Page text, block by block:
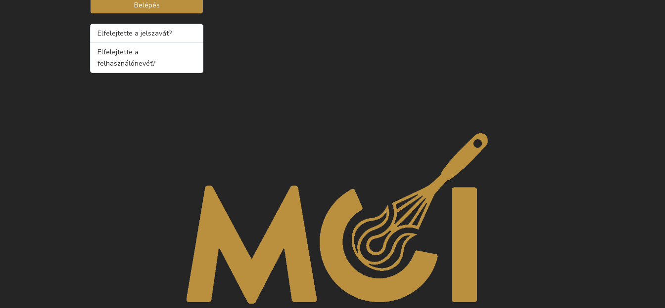
Belépés
Elfelejtette a jelszavát?
Elfelejtette a
felhasználónevét?